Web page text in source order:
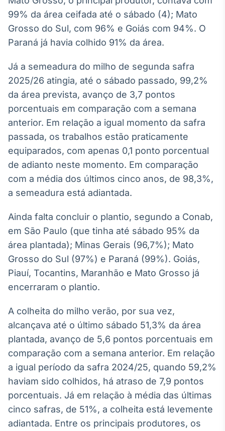
ativos
Broadcast
Datafeed
integração de
conteúdos e
dados
Broadcast
Ticker
Cotações e
headlines de
notícias
Broadcast
Widgets
para conteúdos e
funcionalidades
Broadcast
Wallboard
Broadcast
Curadoria
conteúdos
noticiosos
Soluções de
Tecnologia
Broadcast
Radar
99% da área ceifada até o sábado (4); Mato
Grosso do Sul, com 96% e Goiás com 94%. O
Paraná já havia colhido 91% da área.
Já a semeadura do milho de segunda safra
2025/26 atingia, até o sábado passado, 99,2%
da área prevista, avanço de 3,7 pontos
porcentuais em comparação com a semana
anterior. Em relação a igual momento da safra
passada, os trabalhos estão praticamente
equiparados, com apenas 0,1 ponto porcentual
de adianto neste momento. Em comparação
com a média dos últimos cinco anos, de 98,3%,
a semeadura está adiantada.
Ainda falta concluir o plantio, segundo a Conab,
em São Paulo (que tinha até sábado 95% da
área plantada); Minas Gerais (96,7%); Mato
Grosso do Sul (97%) e Paraná (99%). Goiás,
Piauí, Tocantins, Maranhão e Mato Grosso já
encerraram o plantio.
A colheita do milho verão, por sua vez,
alcançava até o último sábado 51,3% da área
plantada, avanço de 5,6 pontos porcentuais em
comparação com a semana anterior. Em relação
a igual período da safra 2024/25, quando 59,2%
haviam sido colhidos, há atraso de 7,9 pontos
porcentuais. Já em relação à média das últimas
cinco safras, de 51%, a colheita está levemente
adiantada. Entre os principais produtores, os